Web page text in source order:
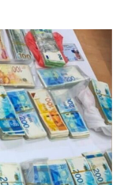
מועדון "פסק זמן"